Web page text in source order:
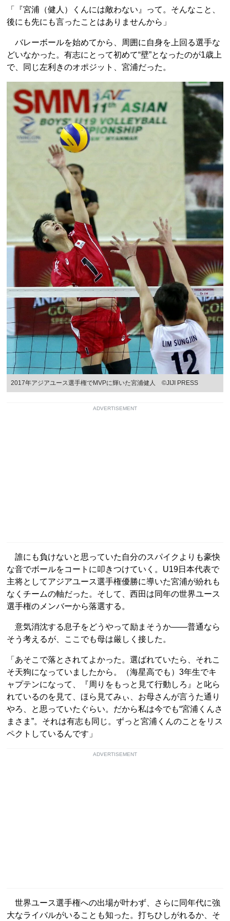
「『宮浦（健人）くんには敵わない』って。そんなこと、
後にも先にも言ったことはありませんから」
バレーボールを始めてから、周囲に自身を上回る選手な
どいなかった。有志にとって初めて“壁”となったのが1歳上
で、同じ左利きのオポジット、宮浦だった。
2017年アジアユース選手権でMVPに輝いた宮浦健人 ©︎JIJI PRESS
ADVERTISEMENT
誰にも負けないと思っていた自分のスパイクよりも豪快
な音でボールをコートに叩きつけていく。U19日本代表で
主将としてアジアユース選手権優勝に導いた宮浦が紛れも
なくチームの軸だった。そして、西田は同年の世界ユース
選手権のメンバーから落選する。
意気消沈する息子をどうやって励まそうか――普通なら
そう考えるが、ここでも母は厳しく接した。
「あそこで落とされてよかった。選ばれていたら、それこ
そ天狗になっていましたから。（海星高でも）3年生でキ
ャプテンになって、『周りをもっと見て行動しろ』と叱ら
れているのを見て、ほら見てみぃ、お母さんが言うた通り
やろ、と思っていたぐらい。だから私は今でも“宮浦くんさ
まさま”。それは有志も同じ。ずっと宮浦くんのことをリス
ペクトしているんです」
ADVERTISEMENT
世界ユース選手権への出場が叶わず、さらに同年代に強
大なライバルがいることも知った。打ちひしがれるか、そ